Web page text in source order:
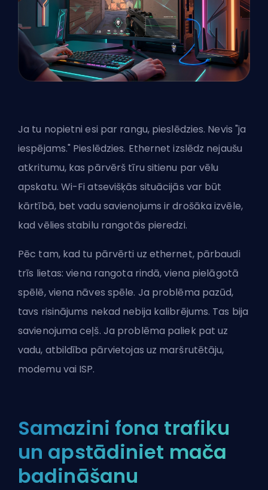
Ja tu nopietni esi par rangu, pieslēdzies. Nevis "ja
iespējams." Pieslēdzies. Ethernet izslēdz nejaušu
atkritumu, kas pārvērš tīru sitienu par vēlu
apskatu. Wi-Fi atsevišķās situācijās var būt
kārtībā, bet vadu savienojums ir drošāka izvēle,
kad vēlies stabilu rangotās pieredzi.
Pēc tam, kad tu pārvērti uz ethernet, pārbaudi
trīs lietas: viena rangota rindā, viena pielāgotā
spēlē, viena nāves spēle. Ja problēma pazūd,
tavs risinājums nekad nebija kalibrējums. Tas bija
savienojuma ceļš. Ja problēma paliek pat uz
vadu, atbildība pārvietojas uz maršrutētāju,
modemu vai ISP.
Samazini fona trafiku
un apstādiniet mača
badināšanu